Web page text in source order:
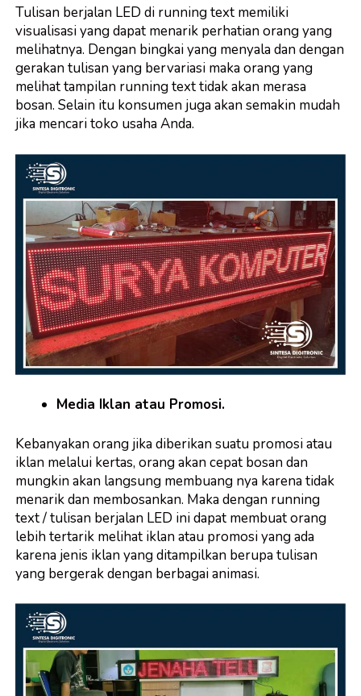
Tulisan berjalan LED di running text memiliki
visualisasi yang dapat menarik perhatian orang yang
melihatnya. Dengan bingkai yang menyala dan dengan
gerakan tulisan yang bervariasi maka orang yang
melihat tampilan running text tidak akan merasa
bosan. Selain itu konsumen juga akan semakin mudah
jika mencari toko usaha Anda.
Media Iklan atau Promosi.
Kebanyakan orang jika diberikan suatu promosi atau
iklan melalui kertas, orang akan cepat bosan dan
mungkin akan langsung membuang nya karena tidak
menarik dan membosankan. Maka dengan running
text / tulisan berjalan LED ini dapat membuat orang
lebih tertarik melihat iklan atau promosi yang ada
karena jenis iklanyang ditampilkan berupa tulisan
yang bergerak dengan berbagai animasi.